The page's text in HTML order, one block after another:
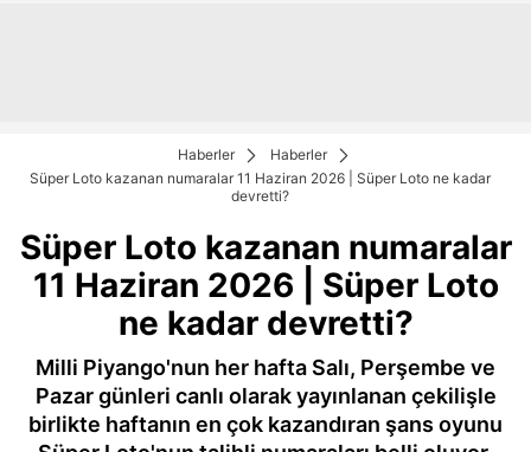
Haberler
Haberler
Süper Loto kazanan numaralar 11 Haziran 2026 | Süper Loto ne kadar
devretti?
Süper Loto kazanan numaralar
11 Haziran 2026 | Süper Loto
ne kadar devretti?
Milli Piyango'nun her hafta Salı, Perşembe ve
Pazar günleri canlı olarak yayınlanan çekilişle
birlikte haftanın en çok kazandıran şans oyunu